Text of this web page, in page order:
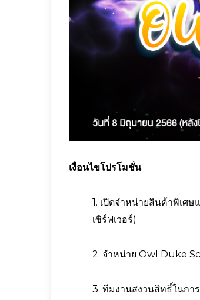
เงื่อนไขโปรโมชั่น
1. เปิดจำหน่ายสินค้าพิเศ
เซิร์ฟเวอร์)
2. จำหน่าย Owl Duke
3. ทีมงานสงวนสิทธิ์ในกา